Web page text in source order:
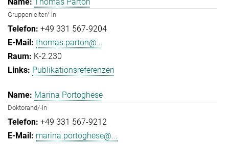
Gruppenleiter/-in
+49 331 567-9204
thomas.parton@...
K-2.230
Publikationsreferenzen
Marina Portoghese
Doktorand/-in
+49 331 567-9212
marina.portoghese@...